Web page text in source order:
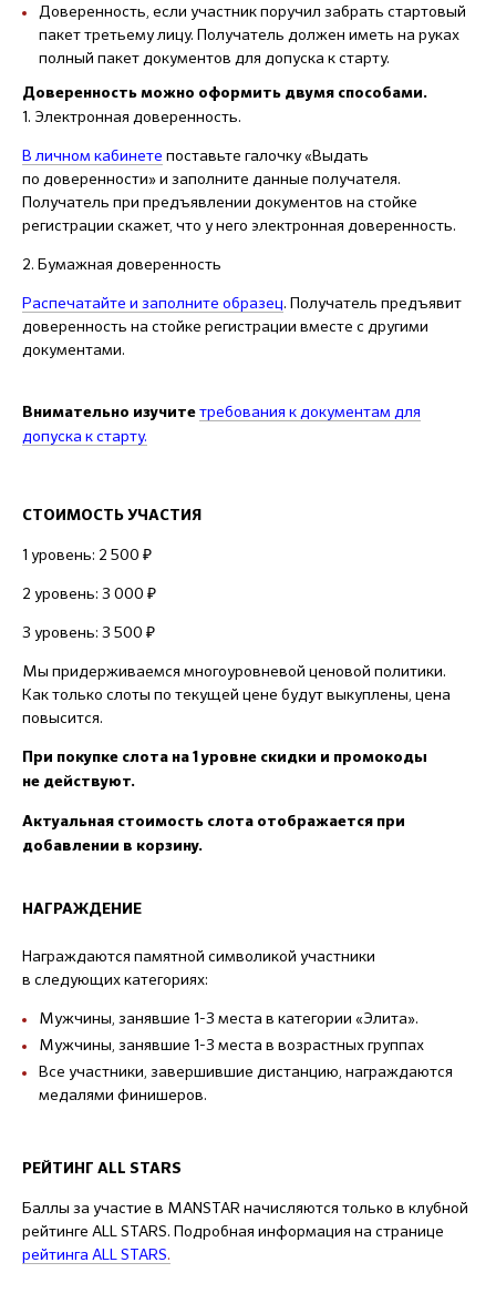
Доверенность, если участник поручил забрать стартовый
пакет третьему лицу. Получатель должен иметь на руках
полный пакет документов для допуска к старту.
Доверенность можно оформить двумя способами.
1. Электронная доверенность.
В личном кабинете поставьте галочку «Выдать
по доверенности» и заполните данные получателя.
Получатель при предъявлении документов на стойке
регистрации скажет, что у него электронная доверенность.
2. Бумажная доверенность
Распечатайте и заполните образец. Получатель предъявит
доверенность на стойке регистрации вместе с другими
документами.
Внимательно изучите требования к документам для
допуска к старту.
СТОИМОСТЬ УЧАСТИЯ
1 уровень: 2 500 ₽
2 уровень: 3 000 ₽
3 уровень: 3 500 ₽
Мы придерживаемся многоуровневой ценовой политики.
Как только слоты по текущей цене будут выкуплены, цена
повысится.
При покупке слота на 1 уровне скидки и промокоды
не действуют.
Актуальная стоимость слота отображается при
добавлении в корзину.
НАГРАЖДЕНИЕ
Награждаются памятной символикой участники
в следующих категориях:
Мужчины, занявшие 1-3 места в категории «Элита».
Мужчины, занявшие 1-3 места в возрастных группах
Все участники, завершившие дистанцию, награждаются
медалями финишеров.
РЕЙТИНГ ALL STARS
Баллы за участие в MANSTAR начисляются только в клубной
рейтинге ALL STARS. Подробная информация на странице
рейтинга ALL STARS.